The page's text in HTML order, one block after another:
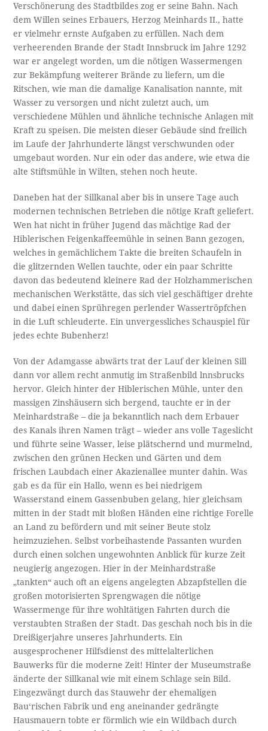
Verschönerung des Stadtbildes zog er seine Bahn. Nach
dem Willen seines Erbauers, Herzog Meinhards II., hatte
er vielmehr ernste Aufgaben zu erfüllen. Nach dem
verheerenden Brande der Stadt Innsbruck im Jahre 1292
war er angelegt worden, um die nötigen Wassermengen
zur Bekämpfung weiterer Brände zu liefern, um die
Ritschen, wie man die damalige Kanalisation nannte, mit
Wasser zu versorgen und nicht zuletzt auch, um
verschiedene Mühlen und ähnliche technische Anlagen mit
Kraft zu speisen. Die meisten dieser Gebäude sind freilich
im Laufe der Jahrhunderte längst verschwunden oder
umgebaut worden. Nur ein oder das andere, wie etwa die
alte Stiftsmühle in Wilten, stehen noch heute.
Daneben hat der Sillkanal aber bis in unsere Tage auch
modernen technischen Betrieben die nötige Kraft geliefert.
Wen hat nicht in früher Jugend das mächtige Rad der
Hiblerischen Feigenkaffeemühle in seinen Bann gezogen,
welches in gemächlichem Takte die breiten Schaufeln in
die glitzernden Wellen tauchte, oder ein paar Schritte
davon das bedeutend kleinere Rad der Holzhammerischen
mechanischen Werkstätte, das sich viel geschäftiger drehte
und dabei einen Sprühregen perlender Wassertröpfchen
in die Luft schleuderte. Ein unvergessliches Schauspiel für
jedes echte Bubenherz!
Von der Adamgasse abwärts trat der Lauf der kleinen Sill
dann vor allem recht anmutig im Straßenbild lnnsbrucks
hervor. Gleich hinter der Hiblerischen Mühle, unter den
massigen Zinshäusern sich bergend, tauchte er in der
Meinhardstraße – die ja bekanntlich nach dem Erbauer
des Kanals ihren Namen trägt – wieder ans volle Tageslicht
und führte seine Wasser, leise plätschernd und murmelnd,
zwischen den grünen Hecken und Gärten und dem
frischen Laubdach einer Akazienallee munter dahin. Was
gab es da für ein Hallo, wenn es bei niedrigem
Wasserstand einem Gassenbuben gelang, hier gleichsam
mitten in der Stadt mit bloßen Händen eine richtige Forelle
an Land zu befördern und mit seiner Beute stolz
heimzuziehen. Selbst vorbeihastende Passanten wurden
durch einen solchen ungewohnten Anblick für kurze Zeit
neugierig angezogen. Hier in der Meinhardstraße
„tankten“ auch oft an eigens angelegten Abzapfstellen die
großen motorisierten Sprengwagen die nötige
Wassermenge für ihre wohltätigen Fahrten durch die
verstaubten Straßen der Stadt. Das geschah noch bis in die
Dreißigerjahre unseres Jahrhunderts. Ein
ausgesprochener Hilfsdienst des mittelalterlichen
Bauwerks für die moderne Zeit! Hinter der Museumstraße
änderte der Sillkanal wie mit einem Schlage sein Bild.
Eingezwängt durch das Stauwehr der ehemaligen
Bau‘rischen Fabrik und eng aneinander gedrängte
Hausmauern tobte er förmlich wie ein Wildbach durch